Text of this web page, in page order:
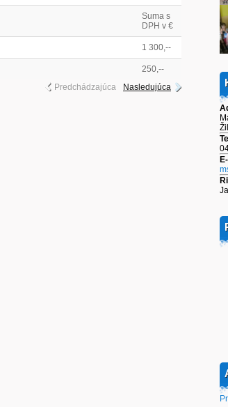
Suma s
DPH v €
1 300,--
250,--
Predchádzajúca Nasledujúca